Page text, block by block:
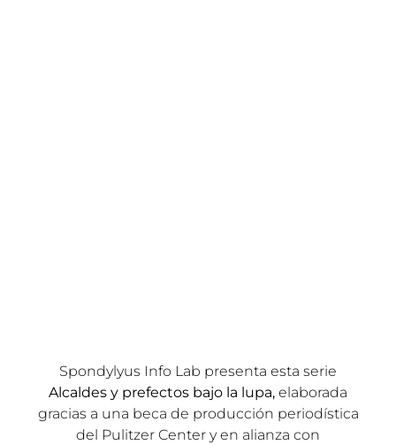
Spondylyus Info Lab presenta esta serie
Alcaldes y prefectos bajo la lupa, elaborada
gracias a una beca de producción periodística
del Pulitzer Center y en alianza con